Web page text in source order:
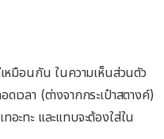
หมือนกัน ในความเห็นส่วนตัว
วลา (ต่างจากกระเป๋าสตางค์)
ะทะ และแทบจะต้องใส่ใน